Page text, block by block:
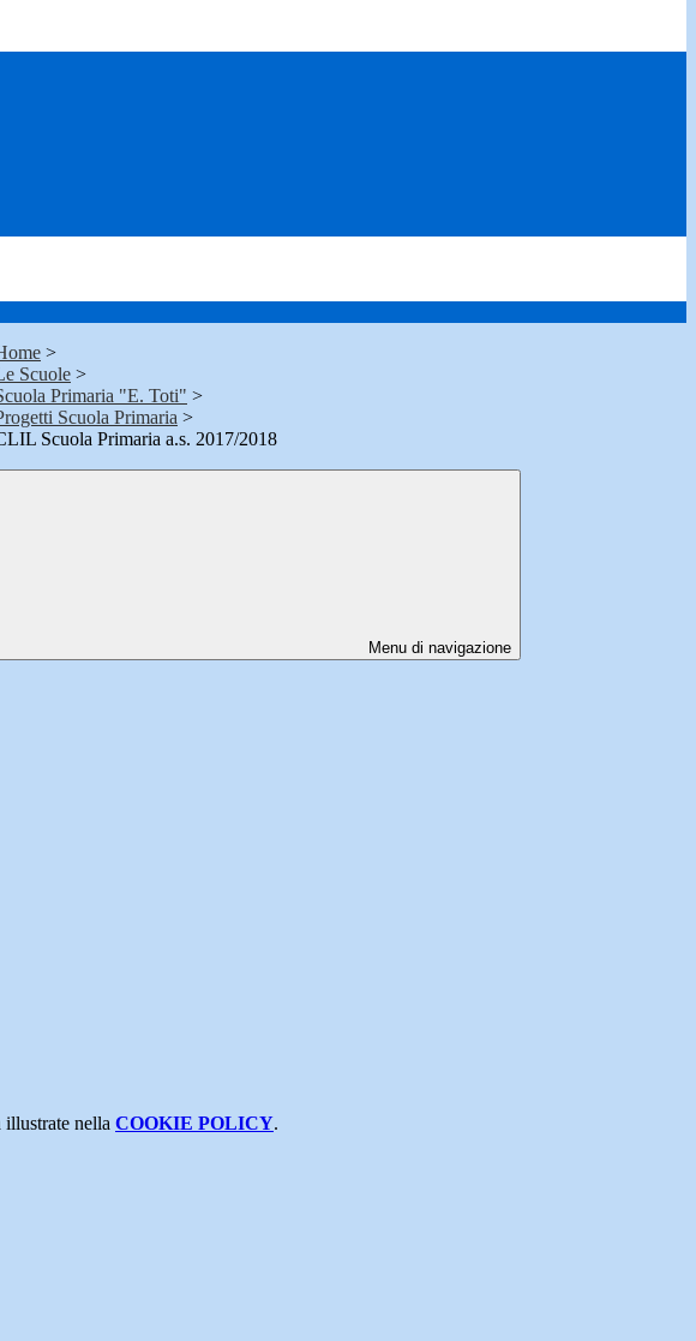
>
Scuole >
Primaria "E. Toti" >
Scuola Primaria >
Scuola Primaria a.s. 2017/2018
Menu di navigazione
nella COOKIE POLICY.